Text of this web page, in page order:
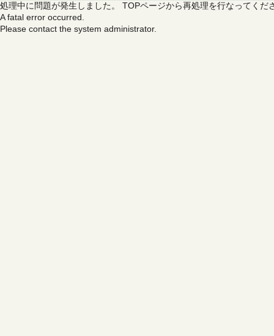
処理中に問題が発生しました。 TOPページから再処理を行なってくだ
A fatal error occurred.
Please contact the system administrator.